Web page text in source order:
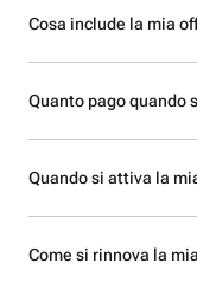
Cosa include la mia
Quanto pago quando
Quando si attiva la
Come si rinnova la